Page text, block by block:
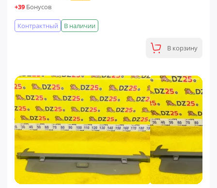
+39 Бонусов
В наличии
Контрактный
В корзину